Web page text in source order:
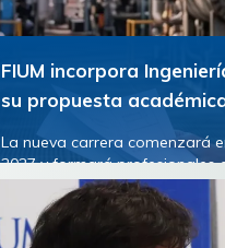
FIUM incorpora
su propuesta
La nueva carrera comenzará
2027 y formará profesionales
diseñar, transformar y
industriales que están...